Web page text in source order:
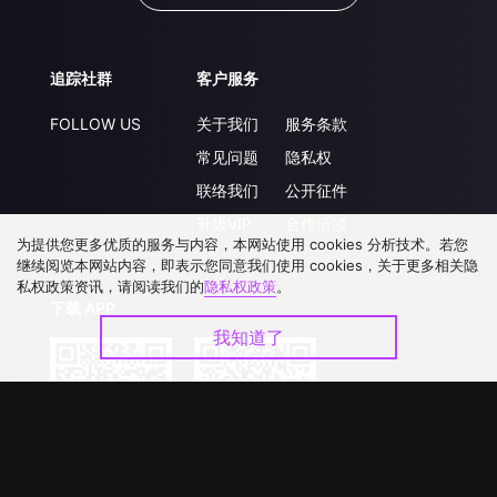
追踪社群
FOLLOW US
客户服务
关于我们
常见问题
联络我们
服务条款
隐私权
公开征件
为提供您更多优质的服务与内容，本网站使用 cookies 分析技术。若您
继续阅览本网站内容，即表示您同意我们使用 cookies，关于更多相关隐
私权政策资讯，请阅读我们的隐私权政策。
我知道了